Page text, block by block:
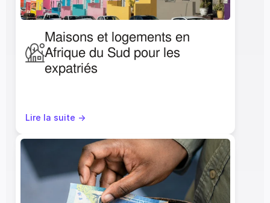
Maisons et logements en
Afrique du Sud pour les
expatriés
Lire la suite ->